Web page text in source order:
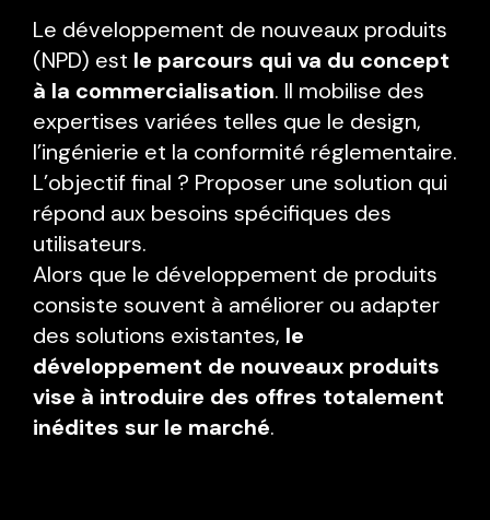
Le développement de nouveaux produits
(NPD) est le parcours qui va du concept
à la commercialisation. Il mobilise des
expertises variées telles que le design,
l’ingénierie et la conformité réglementaire.
L’objectif final ? Proposer une solution qui
répond aux besoins spécifiques des
utilisateurs.
Alors que le développement de produits
consiste souvent à améliorer ou adapter
des solutions existantes, le
développement de nouveaux produits
vise à introduire des offres totalement
inédites sur le marché.